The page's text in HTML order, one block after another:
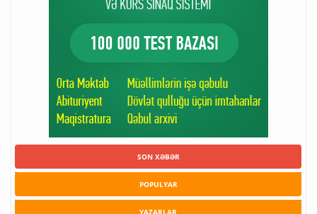
SON XƏBƏR
POPULYAR
YAZARLAR